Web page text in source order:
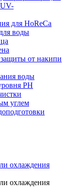
для HoReCa
воды
защиты от накипи
воды
PH
углем
охлаждения
охлаждения